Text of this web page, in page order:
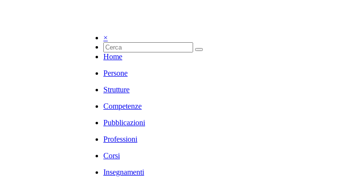
×
Home
Persone
Strutture
Competenze
Pubblicazioni
Professioni
Corsi
Insegnamenti